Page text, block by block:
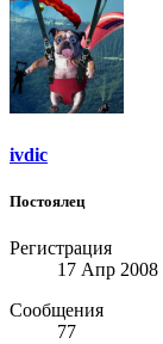
ivdic
Постоялец
Регистрация
17 Апр 2008
Сообщения
77